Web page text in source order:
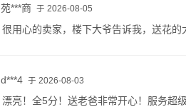
苑***商 于 2026-08-05
很用心的卖家，楼下大爷告诉我，送花
d***4 于 2026-08-03
漂亮！全5分！送老爸非常开心！服务超